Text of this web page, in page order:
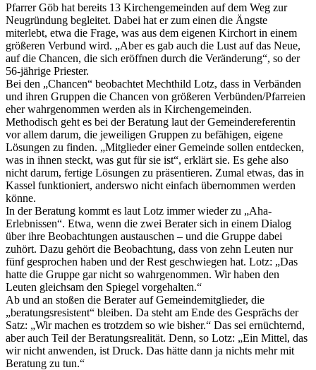
Pfarrer Göb hat bereits 13 Kirchengemeinden auf dem Weg zur
Neugründung begleitet. Dabei hat er zum einen die Ängste
miterlebt, etwa die Frage, was aus dem eigenen Kirchort in einem
größeren Verbund wird. „Aber es gab auch die Lust auf das Neue,
auf die Chancen, die sich eröffnen durch die Veränderung“, so der
56-jährige Priester.
Bei den „Chancen“ beobachtet Mechthild Lotz, dass in Verbänden
und ihren Gruppen die Chancen von größeren Verbünden/Pfarreien
eher wahrgenommen werden als in Kirchengemeinden.
Methodisch geht es bei der Beratung laut der Gemeindereferentin
vor allem darum, die jeweiligen Gruppen zu befähigen, eigene
Lösungen zu finden. „Mitglieder einer Gemeinde sollen entdecken,
was in ihnen steckt, was gut für sie ist“, erklärt sie. Es gehe also
nicht darum, fertige Lösungen zu präsentieren. Zumal etwas, das in
Kassel funktioniert, anderswo nicht einfach übernommen werden
könne.
In der Beratung kommt es laut Lotz immer wieder zu „Aha-
Erlebnissen“. Etwa, wenn die zwei Berater sich in einem Dialog
über ihre Beobachtungen austauschen – und die Gruppe dabei
zuhört. Dazu gehört die Beobachtung, dass von zehn Leuten nur
fünf gesprochen haben und der Rest geschwiegen hat. Lotz: „Das
hatte die Gruppe gar nicht so wahrgenommen. Wir haben den
Leuten gleichsam den Spiegel vorgehalten.“
Ab und an stoßen die Berater auf Gemeindemitglieder, die
„beratungsresistent“ bleiben. Da steht am Ende des Gesprächs der
Satz: „Wir machen es trotzdem so wie bisher.“ Das sei ernüchternd,
aber auch Teil der Beratungsrealität. Denn, so Lotz: „Ein Mittel, das
wir nicht anwenden, ist Druck. Das hätte dann ja nichts mehr mit
Beratung zu tun.“